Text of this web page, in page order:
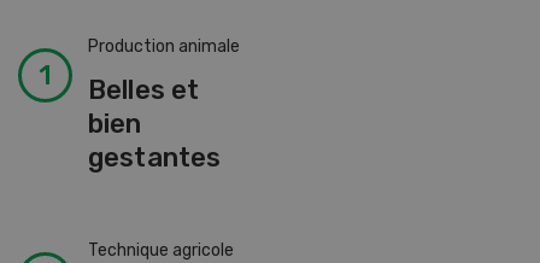
Production animale
Belles et
bien
gestantes
Technique agricole